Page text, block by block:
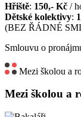
Hřiště: 150,- Kč /
Dětské kolektivy:
(BEZ ŘÁDNÉ
Smlouvu o
Mezi školou a
Mezi školou a